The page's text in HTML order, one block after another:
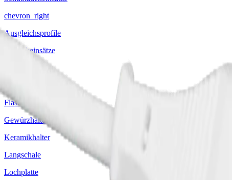
chevron_right
Ausgleichsprofile
Besteckeinsätze
Flaschenkorb
Gewürzhalter
Keramikhalter
Langschale
Lochplatte